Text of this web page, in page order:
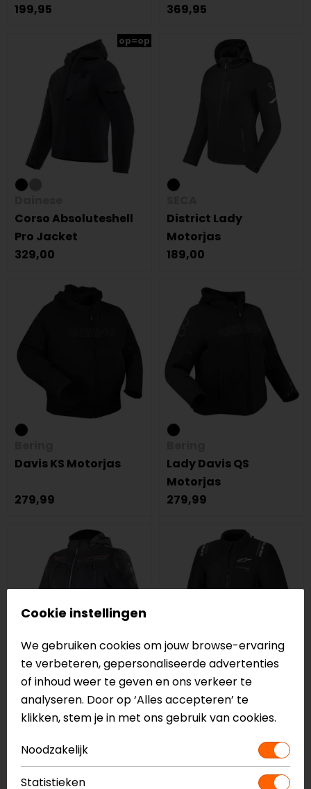
199,95
369,95
op=op
Corso Absoluteshell
Pro Jacket
329,00
District Lady
Motorjas
189,00
Davis KS Motorjas
279,99
Lady Davis QS
Motorjas
279,99
LS2
Zirconium Evo
Motorjas
199,00
Alpinestars
Andes V4 Drystar
Motorjas
op=op
Cookie instellingen
We gebruiken cookies om jouw browse-ervaring
te verbeteren, gepersonaliseerde advertenties
of inhoud weer te geven en ons verkeer te
analyseren. Door op ‘Alles accepteren’ te
klikken, stem je in met ons gebruik van cookies.
Noodzakelijk
Statistieken